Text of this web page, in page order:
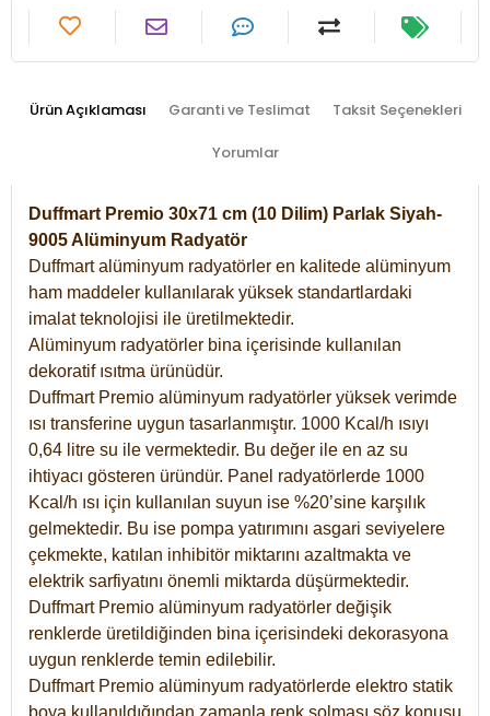
Ürün Açıklaması Garanti ve Teslimat Taksit Seçenekleri
Yorumlar
Duffmart Premio 30x71 cm (10 Dilim) Parlak Siyah-
9005 Alüminyum Radyatör
Duffmart alüminyum radyatörler en kalitede alüminyum
ham maddeler kullanılarak yüksek standartlardaki
imalat teknolojisi ile üretilmektedir.
Alüminyum radyatörler bina içerisinde kullanılan
dekoratif ısıtma ürünüdür.
Duffmart Premio alüminyum radyatörler yüksek verimde
ısı transferine uygun tasarlanmıştır. 1000 Kcal/h ısıyı
0,64 litre su ile vermektedir. Bu değer ile en az su
ihtiyacı gösteren üründür. Panel radyatörlerde 1000
Kcal/h ısı için kullanılan suyun ise %20’sine karşılık
gelmektedir. Bu ise pompa yatırımını asgari seviyelere
çekmekte, katılan inhibitör miktarını azaltmakta ve
elektrik sarfiyatını önemli miktarda düşürmektedir.
Duffmart Premio alüminyum radyatörler değişik
renklerde üretildiğinden bina içerisindeki dekorasyona
uygun renklerde temin edilebilir.
Duffmart Premio alüminyum radyatörlerde elektro statik
boya kullanıldığından zamanla renk solması söz konusu